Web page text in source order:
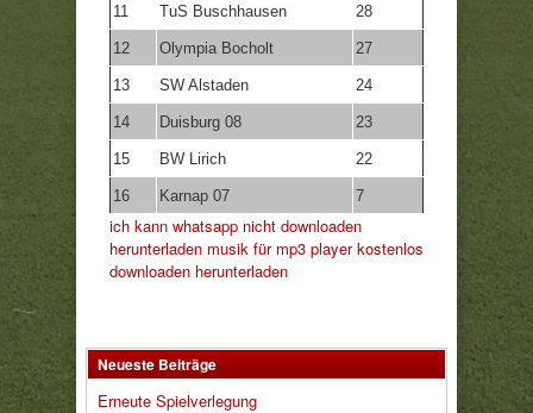
11 TuS Buschhausen 28
12 Olympia Bocholt 27
13 SW Alstaden 24
14 Duisburg 08 23
15 BW Lirich 22
16 Karnap 07 7
ich kann whatsapp nicht downloaden
herunterladen musik für mp3 player kostenlos
downloaden herunterladen
Neueste Beiträge
Erneute Spielverlegung